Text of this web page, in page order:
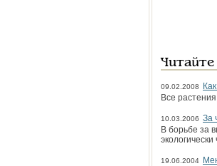
09.02.2008
Все
10.03.2006 За
В борьбе за
19.06.2004